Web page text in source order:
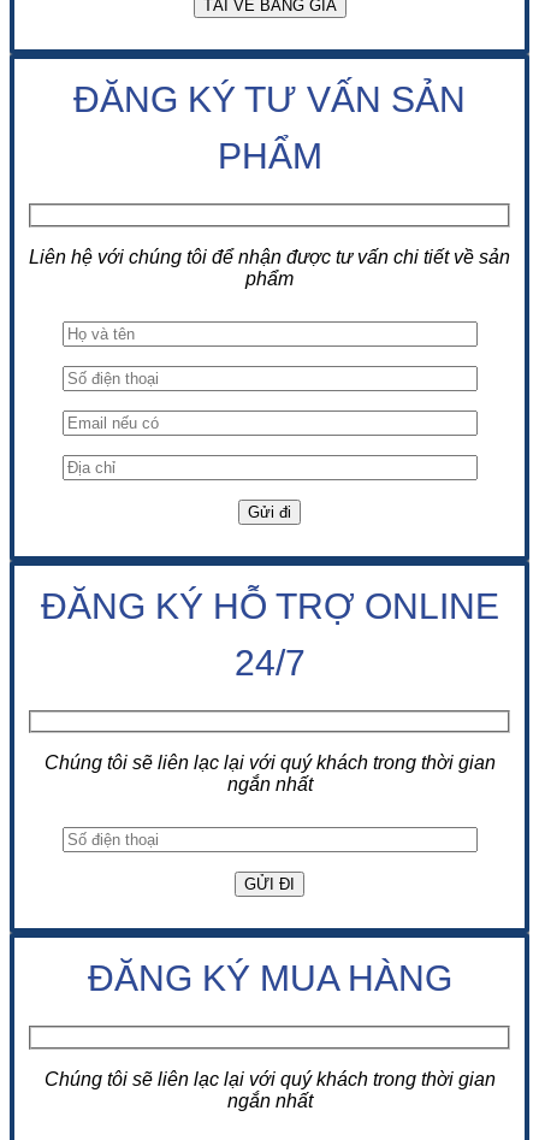
ĐĂNG KÝ TƯ VẤN SẢN
PHẨM
Liên hệ với chúng tôi để nhận được tư vấn chi tiết về sản
phẩm
ĐĂNG KÝ HỖ TRỢ ONLINE
24/7
Chúng tôi sẽ liên lạc lại với quý khách trong thời gian
ngắn nhất
ĐĂNG KÝ MUA HÀNG
Chúng tôi sẽ liên lạc lại với quý khách trong thời gian
ngắn nhất